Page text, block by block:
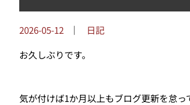
2026-05-12 ｜
日記
お久しぶりです。
気が付けば1か月以上もブログ更新を怠っ